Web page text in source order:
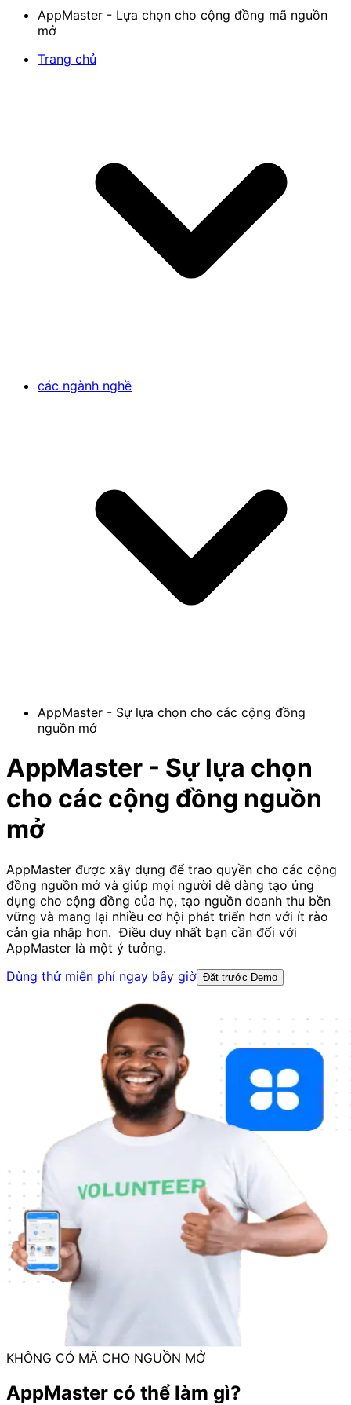
AppMaster - Lựa chọn cho cộng đồng mã nguồn
mở
Trang chủ
các ngành nghề
AppMaster - Sự lựa chọn cho các cộng đồng
nguồn mở
AppMaster - Sự lựa chọn
cho các cộng đồng nguồn
mở
AppMaster được xây dựng để trao quyền cho các cộng
đồng nguồn mở và giúp mọi người dễ dàng tạo ứng
dụng cho cộng đồng của họ, tạo nguồn doanh thu bền
vững và mang lại nhiều cơ hội phát triển hơn với ít rào
cản gia nhập hơn. ⁣⁣ Điều duy nhất bạn cần đối với
AppMaster là một ý tưởng.
Dùng thử miễn phí ngay bây giờ Đặt trước Demo
KHÔNG CÓ MÃ CHO NGUỒN MỞ
AppMaster có thể làm gì?